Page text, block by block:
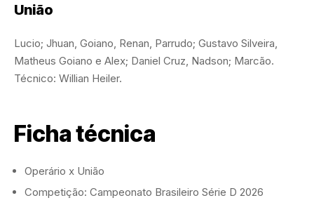
União
Lucio; Jhuan, Goiano, Renan, Parrudo; Gustavo Silveira,
Matheus Goiano e Alex; Daniel Cruz, Nadson; Marcão.
Técnico: Willian Heiler.
Ficha técnica
Operário x União
Competição: Campeonato Brasileiro Série D 2026